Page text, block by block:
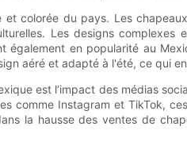
colorée du pays. Les
Les designs
également en popularité au
aéré et adapté à l'été, ce qui
est l’impact des médias
comme Instagram et TikTok,
la hausse des ventes de